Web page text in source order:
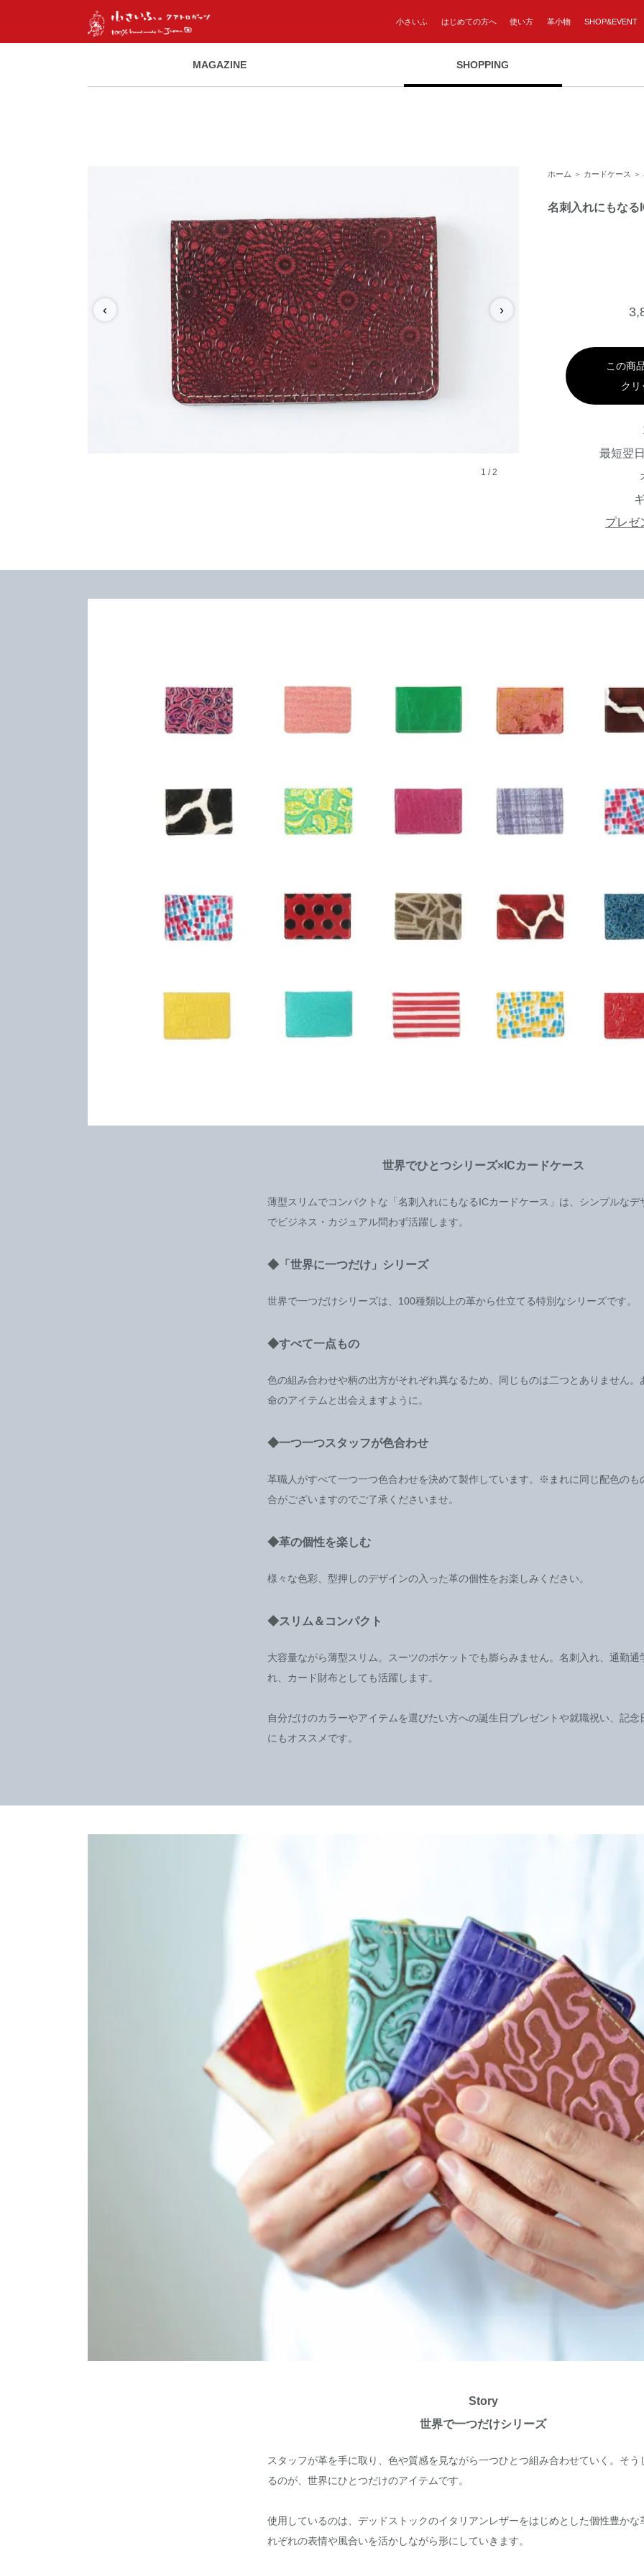
小さいふ はじめての方へ 使い方 革小物 SHOP&EVENT
MAGAZINE SHOPPING
‹ ›
1 /2
ホーム ＞ カードケース ＞
名刺入れにもなる
この商
クリ
最短翌
プレゼ
世界でひとつシリーズ×ICカードケース
薄型スリムでコンパクトな「名刺入れにもなるICカードケース」は、シンプルなデ
でビジネス・カジュアル問わず活躍します。
◆「世界に一つだけ」シリーズ
世界で一つだけシリーズは、100種類以上の革から仕立てる特別なシリーズです。
◆すべて一点もの
色の組み合わせや柄の出方がそれぞれ異なるため、同じものは二つとありません。
命のアイテムと出会えますように。
◆一つ一つスタッフが色合わせ
革職人がすべて一つ一つ色合わせを決めて製作しています。※まれに同じ配色のも
合がございますのでご了承くださいませ。
◆革の個性を楽しむ
様々な色彩、型押しのデザインの入った革の個性をお楽しみください。
◆スリム＆コンパクト
大容量ながら薄型スリム。スーツのポケットでも膨らみません。名刺入れ、通勤通
れ、カード財布としても活躍します。
自分だけのカラーやアイテムを選びたい方への誕生日プレゼントや就職祝い、記念
にもオススメです。
Story
世界で一つだけシリーズ
スタッフが革を手に取り、色や質感を見ながら一つひとつ組み合わせていく。そう
るのが、世界にひとつだけのアイテムです。
使用しているのは、デッドストックのイタリアンレザーをはじめとした個性豊かな
れぞれの表情や風合いを活かしながら形にしていきます。